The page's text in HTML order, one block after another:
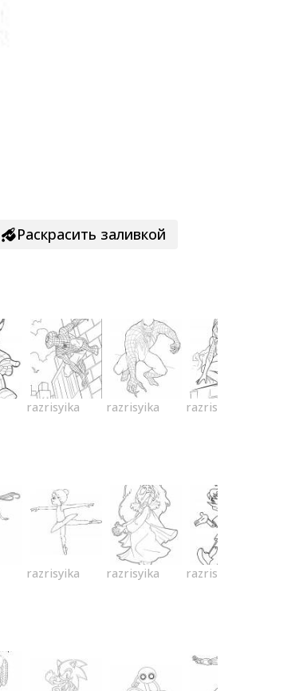
Раскрасить заливкой
razrisyika razrisyika razrisyika
razrisyika razrisyika razrisyika